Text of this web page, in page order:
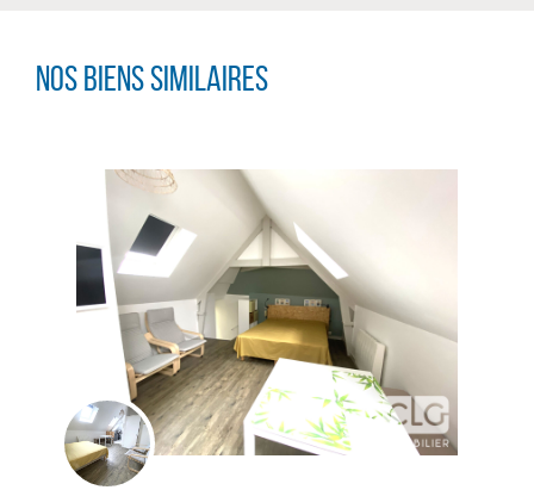
Nos biens similaires